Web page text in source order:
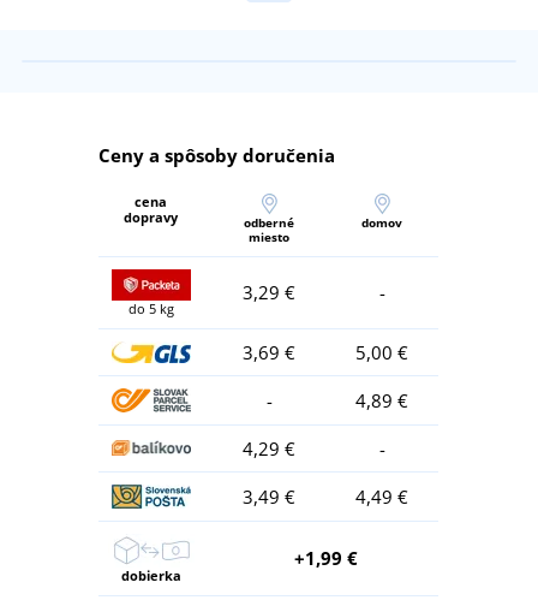
Ceny a spôsoby doručenia
cena
dopravy
odberné
miesto
domov
do 5 kg
3,29 € -
3,69 €
5,00 €
-
4,89 €
4,29 €
-
3,49 €
4,49 €
dobierka
+1,99 €